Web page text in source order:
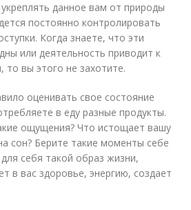
данное вам от природы
постоянно контролировать
Когда знаете, что эти
или деятельность приводит к
то вы этого не захотите.
оценивать свое состояние
в еду разные продукты.
ощущения? Что истощает вашу
сон? Берите такие моменты себе
себя такой образ жизни,
в вас здоровье, энергию, создает